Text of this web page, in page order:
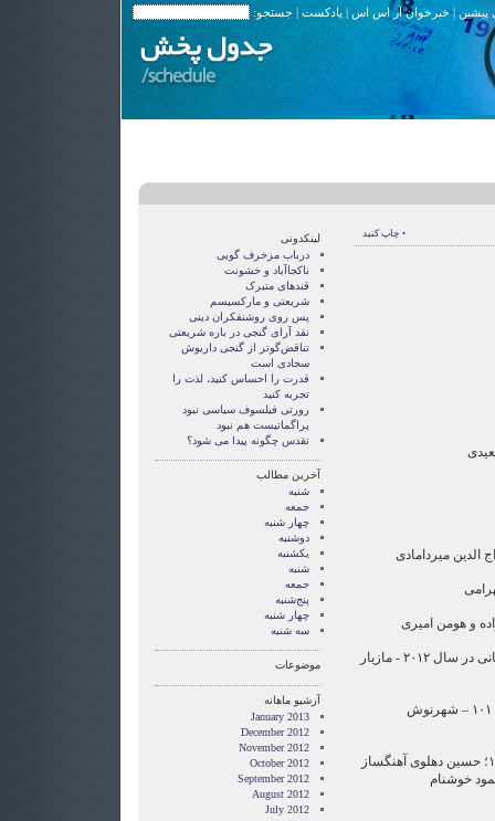
پیشین|خبرخوان آر اس اس |پادکست | جستجو:
• چاپ کنید
۲۱:۲۰ مجله پزشکی: بهداشت جهانی در سال ۲۰۱۲ - مازیار
۲۱:۳۰ گزارش زندگی ما، قسمت ۱۰۱ – شهرنوش
۲۱:۴۰ موسیقی پیشرو در ایران ۱۴؛ حسین دهلوی آهنگساز
خوشنام
لینکدونی
درباب مزخرف گویی
ناکجاآباد و خشونت
قندهای متبرک
شریعتی و مارکسیسم
پس روی روشنفکران دینی
نقد آرای گنجی در باره شریعتی
تناقض‌گوتر از گنجی داريوش
سجادی است
قدرت را احساس کنید، لذت را
تجربه کنید
رورتی فيلسوف سياسی نبود
پراگماتيست هم نبود
تقدس چگونه پيدا می شود؟
آخرین مطالب
شنبه
جمعه
چهار شنبه
دوشنبه
یکشنبه
شنبه
جمعه
پنج‌شنبه
چهار شنبه
سه شنبه
موضوعات
آرشیو ماهانه
January 2013
December 2012
November 2012
October 2012
September 2012
August 2012
July 2012